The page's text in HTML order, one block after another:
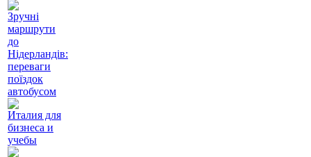
Зручні
маршрути
до
Нідерландів:
переваги
поїздок
автобусом
Италия для
бизнеса и
учебы